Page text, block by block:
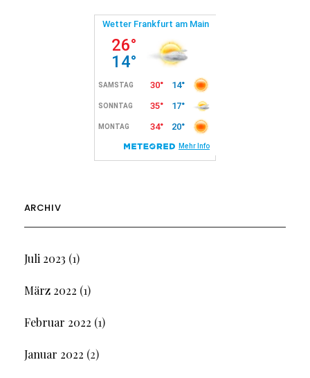
ARCHIV
Juli 2023 (1)
März 2022 (1)
Februar 2022 (1)
Januar 2022 (2)